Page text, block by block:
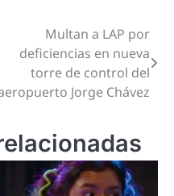
Multan a LAP por
deficiencias en nueva
torre de control del
Jorge Chávez